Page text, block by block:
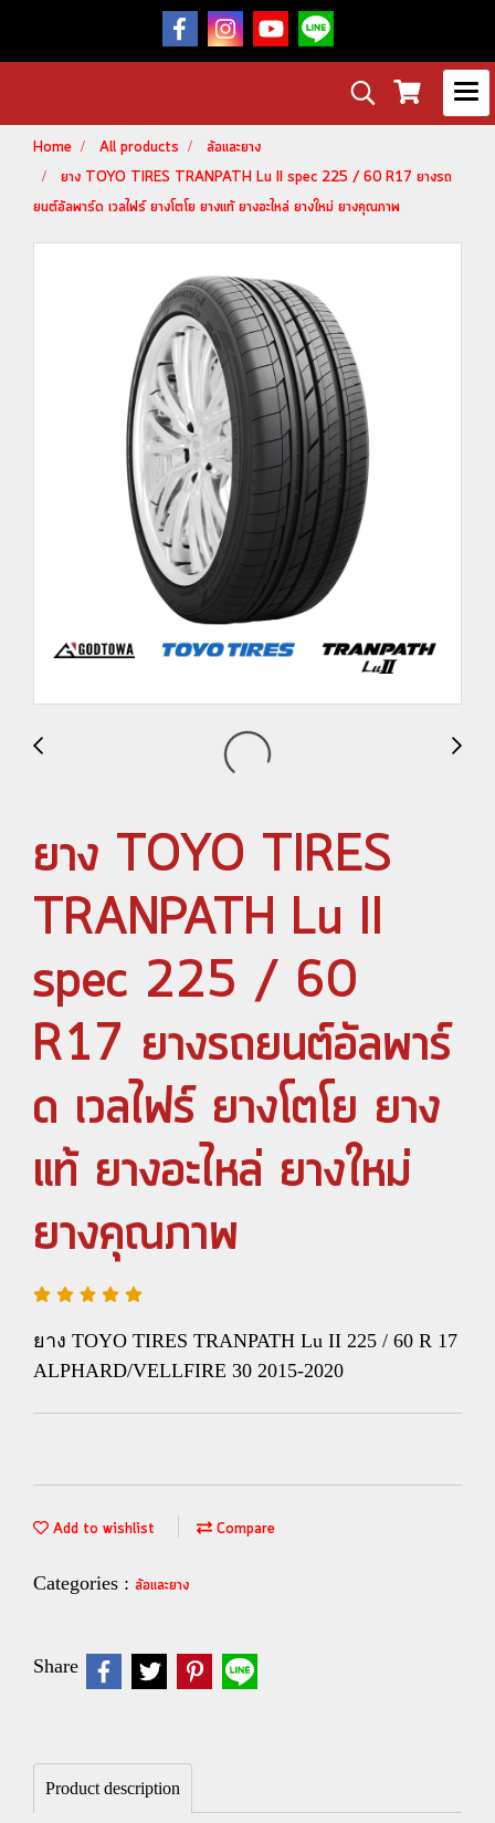
Home All products
ล้อและยาง
ยาง TOYO TIRES TRANPATH Lu II spec 225 / 60 R17 ยางรถ
ยนต์อัลพาร์ด เวลไฟร์ ยางโตโย ยางแท้ ยางอะไหล่ ยางใหม่ ยางคุณภาพ
ยาง TOYO TIRES
TRANPATH Lu II
spec 225 / 60
R17 ยางรถยนต์อัลพาร์
ด เวลไฟร์ ยางโตโย ยาง
แท้ ยางอะไหล่ ยางใหม่
ยางคุณภาพ
ยาง TOYO TIRES TRANPATH Lu II 225 / 60 R 17
ALPHARD/VELLFIRE 30 2015-2020
Add to wishlist Compare
Categories : ล้อและยาง
Share
Product description